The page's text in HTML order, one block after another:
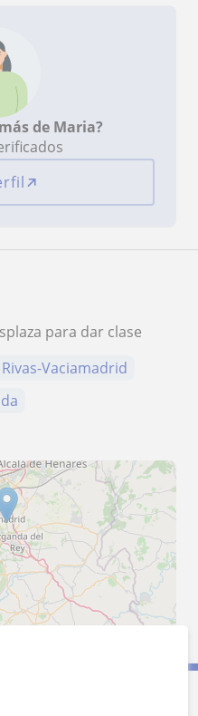
de Maria?
para dar clase
Rivas-Vaciamadrid